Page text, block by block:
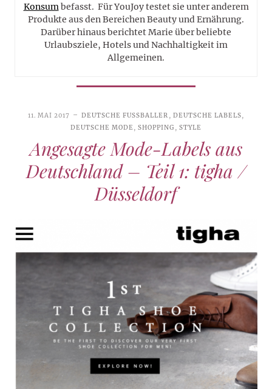
Konsumbefasst. Für YouJoy testet sie unter anderem
Produkte aus den Bereichen Beauty und Ernährung.
Darüber hinaus berichtet Marie über beliebte
Urlaubsziele, Hotels und Nachhaltigkeit im
Allgemeinen.
11. MAI 2017 DEUTSCHE FUSSBALLER , DEUTSCHE LABELS,
DEUTSCHE MODE,SHOPPING , STYLE
Angesagte Mode-Labels aus
Deutschland – Teil 1: tigha /
Düsseldorf